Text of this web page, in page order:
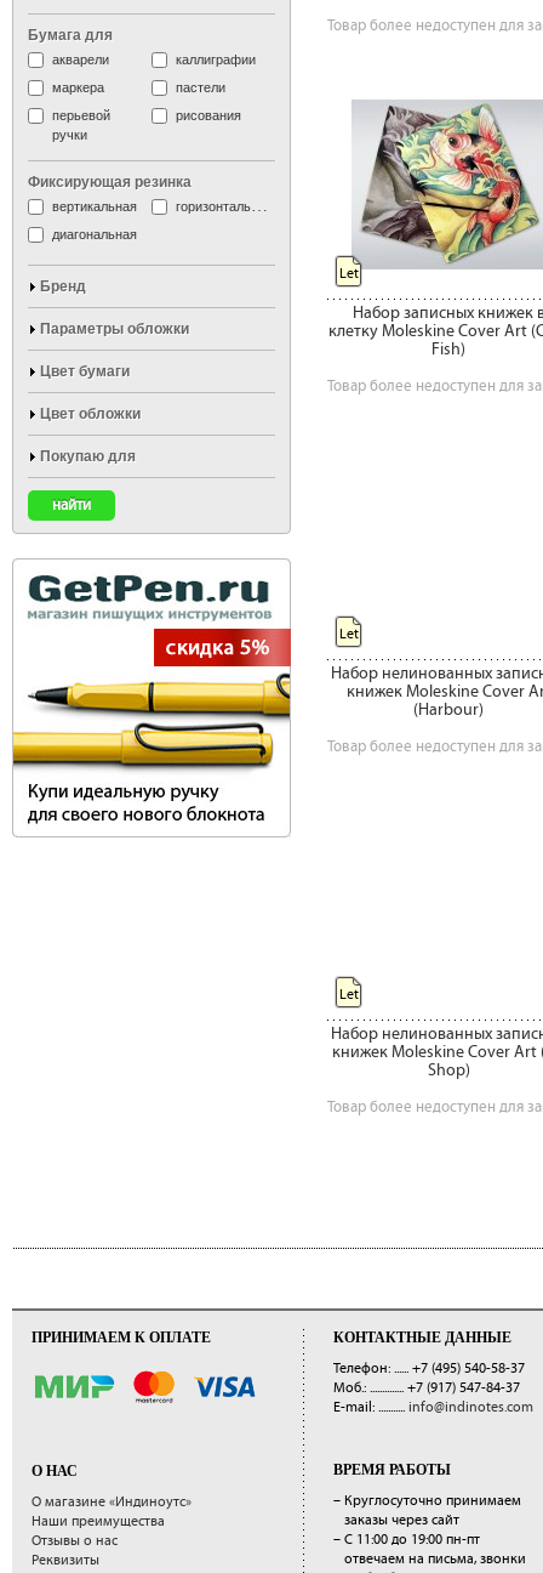
Товар более недоступен для
Набор записных книжек
клетку Moleskine Cover Art
Fish)
Товар более недоступен для
Let
Набор нелинованных
книжек Moleskine Cover
(Harbour)
Товар более недоступен для
Let
Набор нелинованных
книжек Moleskine Cover Art
Shop)
Товар более недоступен для
Let
Бумага для
акварели
каллиграфии
маркера
пастели
перьевой
ручки
рисования
Фиксирующая резинка
вертикальная
горизонтальная
диагональная
Бренд
Параметры обложки
Цвет бумаги
Цвет обложки
Покупаю для
ПРИНИМАЕМ К ОПЛАТЕ
О НАС
О магазине «Индиноутс»
Наши преимущества
Отзывы о нас
Реквизиты
КОНТАКТНЫЕ ДАННЫЕ
Телефон: ...... +7 (495) 540-58-37
Моб.: .............. +7 (917) 547-84-37
E-mail: ........... info@indinotes.com
ВРЕМЯ РАБОТЫ
– Круглосуточно принимаем
заказы через сайт
– С 11:00 до 19:00 пн-пт
отвечаем на письма, звонки